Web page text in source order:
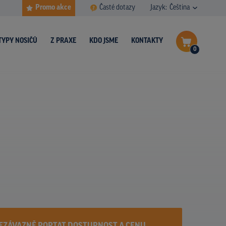
Promo akce Časté dotazy Jazyk: Čeština
0
NOSIČŮ Z PRAXE KDO JSME KONTAKTY